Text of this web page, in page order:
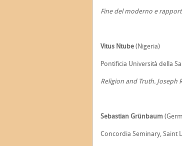
Fine del moderno e
Vitus Ntube (Nigeria)
Pontificia Università della
Religion and Truth. Joseph
Sebastian Grünbaum
Concordia Seminary, Saint